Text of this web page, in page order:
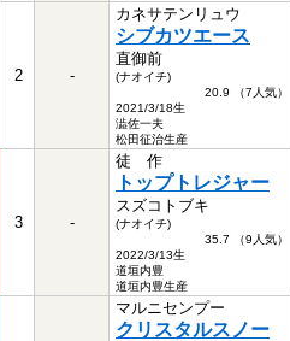
2 -
カネサテンリュウ
シブカツエース
直御前
(ナオイチ)
20.9 （7人気）
2021/3/18生
澁佐一夫
松田征治生産
3 -
徒 作
トップトレジャー
スズコトブキ
(ナオイチ)
35.7 （9人気）
2022/3/13生
道垣内豊
道垣内豊生産
マルニセンプー
クリスタルスノー